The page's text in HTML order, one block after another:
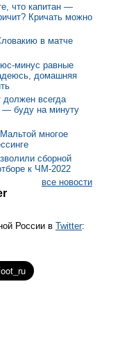
что капитан —
Кричать можно
в матче
минус равные
домашняя
всегда
— буду на минуту
многое
сборной
к ЧМ-2022
все новости
России в Twitter: